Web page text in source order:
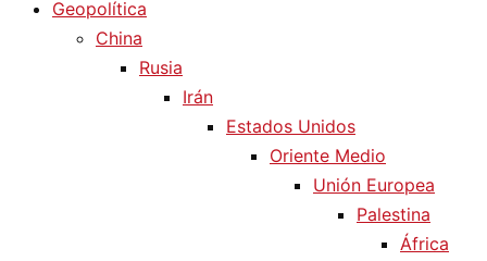
Geopolítica
China
Rusia
Irán
Estados Unidos
Oriente Medio
Unión Europea
Palestina
África